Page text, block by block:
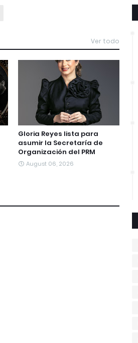
Ver todo
Gloria Reyes lista para
asumir la Secretaría de
Organización del PRM
August 06, 2026